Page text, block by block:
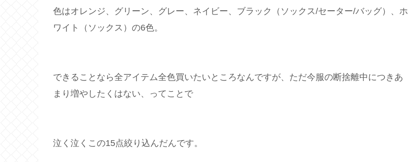
色はオレンジ、グリーン、グレー、ネイビー、ブラック（ソックス/セーター/バッグ）、ホ
ワイト（ソックス）の6色。
できることなら全アイテム全色買いたいところなんですが、ただ今服の断捨離中につきあ
まり増やしたくはない、ってことで
泣く泣くこの15点絞り込んだんです。